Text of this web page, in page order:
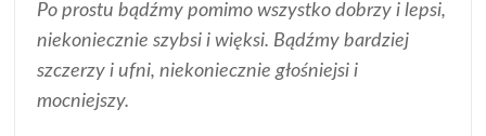
Po prostu bądźmy pomimo wszystko dobrzy i lepsi,
niekoniecznie szybsi i więksi. Bądźmy bardziej
szczerzy i ufni, niekoniecznie głośniejsi i
mocniejszy.